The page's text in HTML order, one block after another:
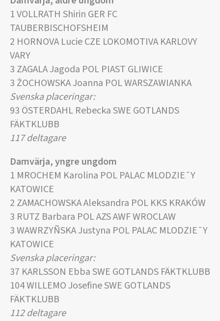
1 VOLLRATH Shirin GER FC
TAUBERBISCHOFSHEIM
2 HORNOVA Lucie CZE LOKOMOTIVA KARLOVY
VARY
3 ZAGALA Jagoda POL PIAST GLIWICE
3 ŻOCHOWSKA Joanna POL WARSZAWIANKA
Svenska placeringar:
93 ÖSTERDAHL Rebecka SWE GOTLANDS
FÄKTKLUBB
117 deltagare
Damvärja, yngre ungdom
1 MROCHEM Karolina POL PALAC MLODZIE¯Y
KATOWICE
2 ZAMACHOWSKA Aleksandra POL KKS KRAKÓW
3 RUTZ Barbara POL AZS AWF WROCLAW
3 WAWRZYÑSKA Justyna POL PALAC MLODZIE¯Y
KATOWICE
Svenska placeringar:
37 KARLSSON Ebba SWE GOTLANDS FÄKTKLUBB
104 WILLEMO Josefine SWE GOTLANDS
FÄKTKLUBB
112 deltagare